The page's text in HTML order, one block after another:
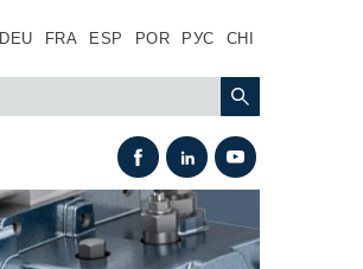
DEU FRA ESP POR РУС CHI